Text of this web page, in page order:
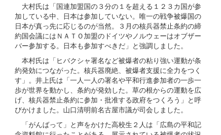
大村氏は「国連加盟国の３分の１を超える１２３カ国が参
加している中、日本は参加していない。唯一の戦争被爆国の
日本が真っ先に応じるのが当然。３月の核兵器禁止条約の締
約国会議にはＮＡＴＯ加盟のドイツやノルウェーはオブザー
バー参加する。日本も参加すべきだ」と強調しました。
本村氏は「ヒバクシャ署名など被爆者の粘り強い運動が条
約発効につながった。核兵器廃絶、被爆者支援に全力をつく
す」。井上氏は「一人一人の署名や平和行進参加者の一歩一
歩が世界を動かし、条約が発効した。草の根からの運動を広
げ、核兵器禁止条約に参加・批准する政府をつくろう」と呼
びかけました。山口清明前名古屋市議が司会しました。
「がんばって」と声をかけた高校生２人は「広島の平和記